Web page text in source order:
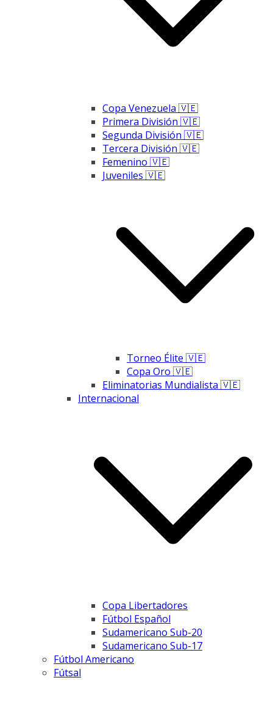
Copa Venezuela 🇻🇪
Primera División 🇻🇪
Segunda División 🇻🇪
Tercera División 🇻🇪
Femenino 🇻🇪
Juveniles 🇻🇪
Torneo Élite 🇻🇪
Copa Oro 🇻🇪
Eliminatorias Mundialista 🇻🇪
Internacional
Copa Libertadores
Fútbol Español
Sudamericano Sub-20
Sudamericano Sub-17
Fútbol Americano
Fútsal